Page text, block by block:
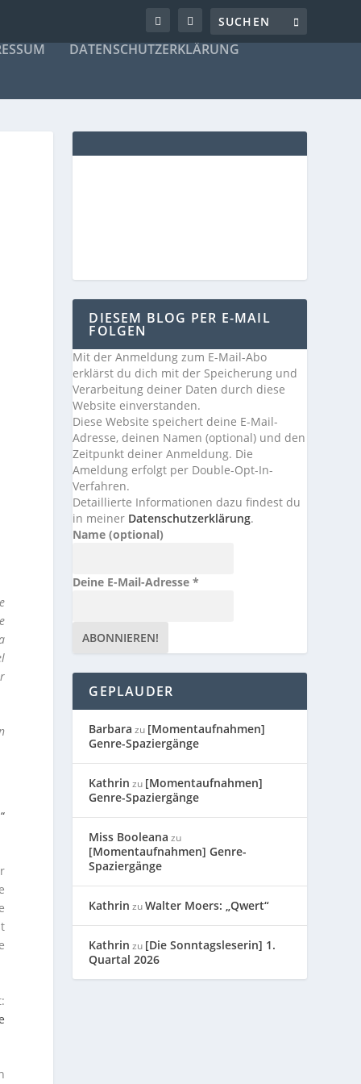
DATENSCHUTZERKLÄRUNG
DIESEM BLOG PER E-MAIL
FOLGEN
Mit der Anmeldung zum E-Mail-Abo
erklärst du dich mit der Speicherung und
Verarbeitung deiner Daten durch diese
Website einverstanden.
Diese Website speichert deine E-Mail-
Adresse, deinen Namen (optional) und den
Zeitpunkt deiner Anmeldung. Die
Ameldung erfolgt per Double-Opt-In-
Verfahren.
Detaillierte Informationen dazu findest du
in meiner Datenschutzerklärung.
Name (optional)
Deine E-Mail-Adresse*
GEPLAUDER
Barbara zu [Momentaufnahmen]
Genre-Spaziergänge
Kathrin zu [Momentaufnahmen]
Genre-Spaziergänge
Miss Booleana zu
[Momentaufnahmen] Genre-
Spaziergänge
Kathrin zuWalter Moers: „Qwert“
Kathrin zu [Die Sonntagsleserin] 1.
Quartal 2026